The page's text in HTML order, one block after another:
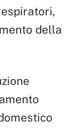
della